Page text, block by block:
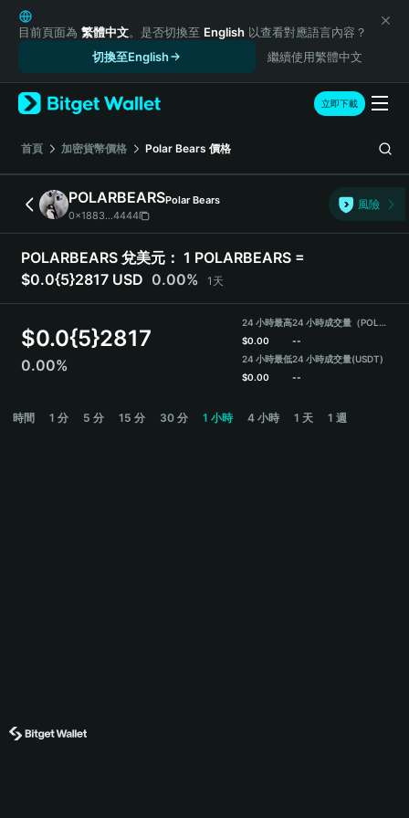
English
日本語
Русский
Español (Latinoamérica)
Türkçe
Italiano
Deutsch
简体中文
繁體中文
Português (Portugal)
Bahasa Indonesia
Español
目前頁面為 繁體中文。是否切換至 English 以查看對應語言內容？
切換至English
繼續使用繁體中文
立即下載
首頁 加密貨幣價格 Polar Bears 價格
POLARBEARSPolar Bears
0x1883...4444
風險
POLARBEARS 兌美元： 1 POLARBEARS =
$0.0{5}2817 USD 0.00% 1天
$0.0{5}2817
0.00%
24 小時最高
$0.00
24 小時最低
$0.00
24 小時成交量（POLARBEARS）
--
24 小時成交量(USDT)
--
時間 1 分 5 分 15 分 30 分 1 小時 4 小時 1 天 1 週